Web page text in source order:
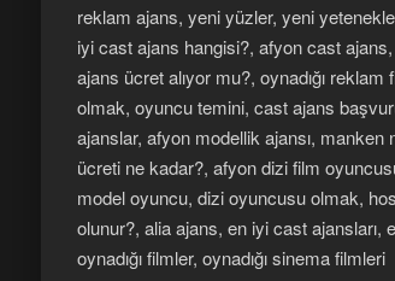
reklam ajans, yeni yüzler, yeni
iyi cast ajans hangisi?, afyon cast
ajans ücret alıyor mu?, oynadığı
olmak, oyuncu temini, cast ajans
ajanslar, afyon modellik ajansı, manken
ücreti ne kadar?, afyon dizi film
model oyuncu, dizi oyuncusu olmak,
olunur?, alia ajans, en iyi cast ajansları,
oynadığı filmler, oynadığı sinema filmleri